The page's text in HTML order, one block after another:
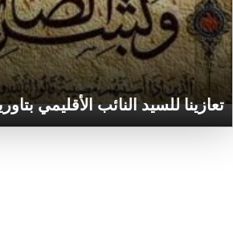
تعازينا للسيد النائب الأقليمي